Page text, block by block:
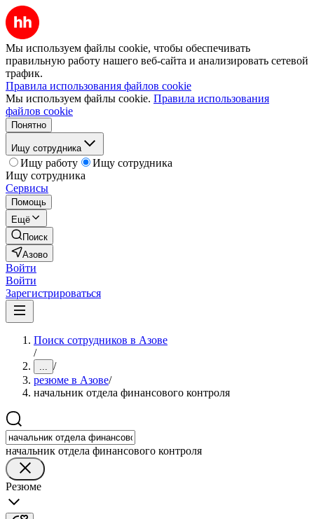
Мы используем файлы cookie, чтобы обеспечивать
правильную работу нашего веб-сайта и анализировать сетевой
трафик.
Правила использования файлов cookie
Мы используем файлы cookie. Правила использования
файлов cookie
Понятно
Ищу сотрудника
Ищу работу
Ищу сотрудника
Ищу сотрудника
Сервисы
Помощь
Ещё
Поиск
Азово
Войти
Войти
Зарегистрироваться
Поиск сотрудников в Азове
/
... /
резюме в Азове/
начальник отдела финансового контроля
начальник отдела финансового контроля
Резюме